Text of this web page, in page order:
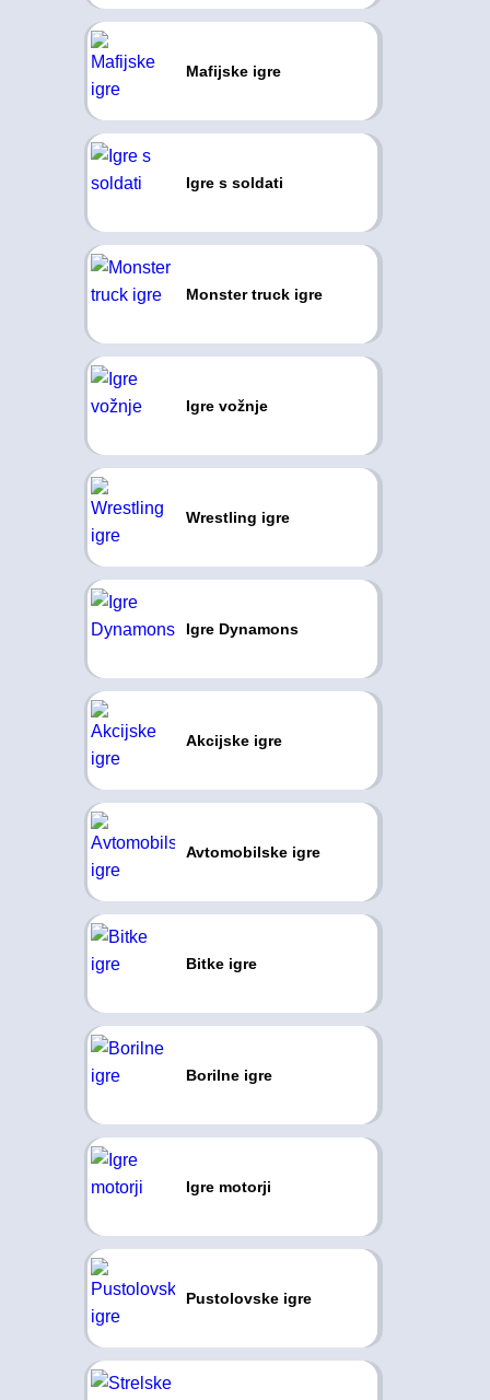
Mafijske igre
Igre s soldati
Monster truck igre
Igre vožnje
Wrestling igre
Igre Dynamons
Akcijske igre
Avtomobilske igre
Bitke igre
Borilne igre
Igre motorji
Pustolovske igre